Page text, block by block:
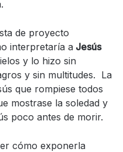
de proyecto
interpretaría a Jesús
y lo hizo sin
y sin multitudes. La
que rompiese todos
mostrase la soledad y
poco antes de morir.
cómo exponerla